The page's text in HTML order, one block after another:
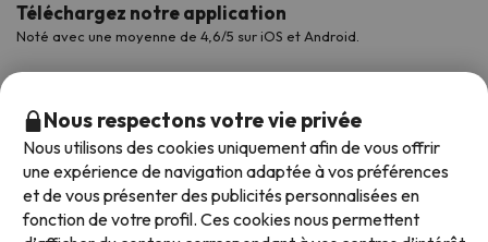
Téléchargez notre application
Noté avec une moyenne de 4,6/5 sur iOS et Android.
Nous respectons votre vie privée
Nous utilisons des cookies uniquement afin de vous offrir
une expérience de navigation adaptée à vos préférences
et de vous présenter des publicités personnalisées en
fonction de votre profil. Ces cookies nous permettent